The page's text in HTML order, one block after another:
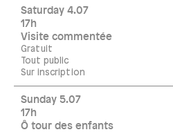
Saturday 4.07
17h
Visite commentée
Gratuit
Tout public
Sur inscription
Sunday 5.07
17h
Ô tour des enfants